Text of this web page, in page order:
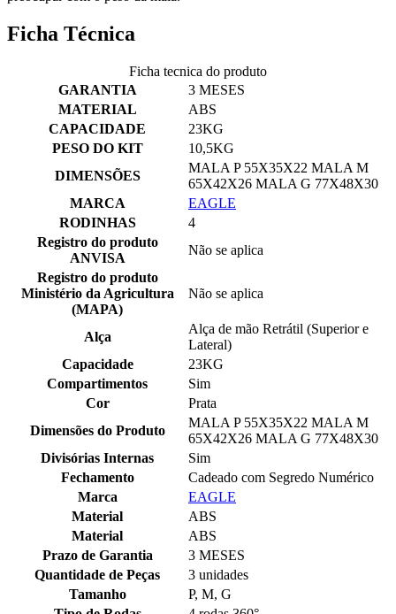
Ficha Técnica
Ficha tecnica do produto
GARANTIA
3 MESES
MATERIAL
ABS
CAPACIDADE
23KG
PESO DO KIT
10,5KG
DIMENSÕES
MALA P 55X35X22 MALA M
65X42X26 MALA G 77X48X30
MARCA
EAGLE
RODINHAS
4
Registro do produto
ANVISA
Não se aplica
Registro do produto
Ministério da Agricultura
(MAPA)
Não se aplica
Alça
Alça de mão Retrátil (Superior e
Lateral)
Capacidade
23KG
Compartimentos
Sim
Cor
Prata
Dimensões do Produto
MALA P 55X35X22 MALA M
65X42X26 MALA G 77X48X30
Divisórias Internas
Sim
Fechamento
Cadeado com Segredo Numérico
Marca
EAGLE
Material
ABS
Material
ABS
Prazo de Garantia
3 MESES
Quantidade de Peças
3 unidades
Tamanho
P, M, G